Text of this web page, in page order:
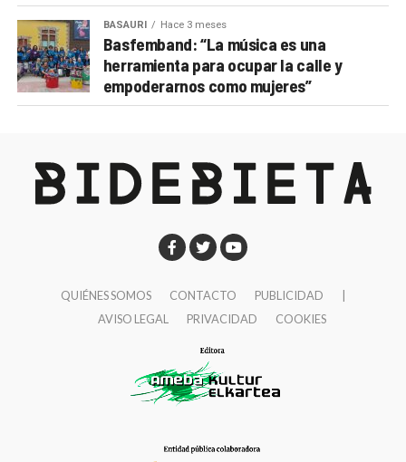
BASAURI Hace 3 meses
Basfemband: “La música es una
herramienta para ocupar la calle y
empoderarnos como mujeres”
QUIÉNES SOMOS CONTACTO PUBLICIDAD
AVISO LEGAL
PRIVACIDAD COOKIES